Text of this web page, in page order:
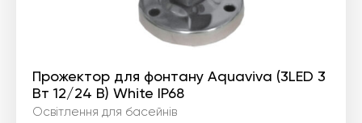
Прожектор для фонтану Aquaviva (3LED 3
Вт 12/24 В) White IP68
Освітлення для басейнів